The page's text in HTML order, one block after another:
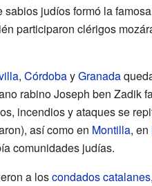
sabios judíos formó la famosa
participaron clérigos
, CórdobayGranada
rabino Joseph ben Zadik
incendios y ataques se
así como en Montilla, en
comunidades judías.
a loscondados catalanes